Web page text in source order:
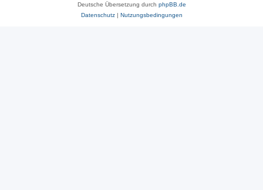
Deutsche Übersetzung durch phpBB.de
Datenschutz| Nutzungsbedingungen